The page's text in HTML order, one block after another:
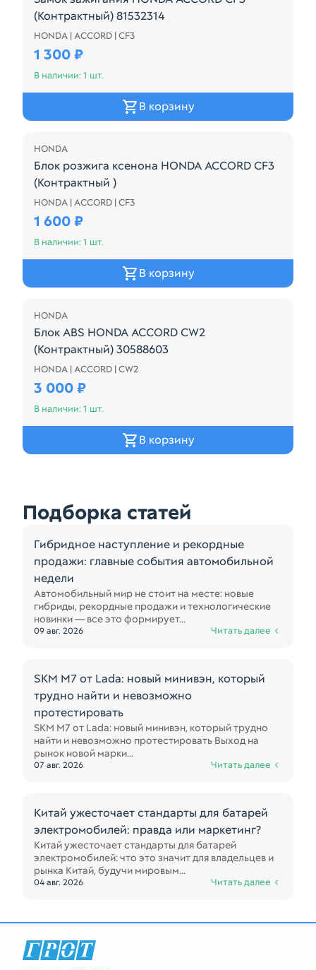
(Контрактный) 81532314
Замок зажигания HONDA ACCORD CF3
HONDA | ACCORD | CF3
1 300 ₽
В наличии: 1 шт.
В корзину
HONDA
Блок розжига ксенона HONDA ACCORD CF3
(Контрактный )
Подходит Для моделей Honda Accord, CF3, CF4,
HONDA | ACCORD | CF3
1 600 ₽
В наличии: 1 шт.
В корзину
HONDA
Блок ABS HONDA ACCORD CW2
(Контрактный) 30588603
Блок ABS HONDA ACCORD CW2 (Контрактный)
HONDA | ACCORD | CW2
3 000 ₽
В наличии: 1 шт.
В корзину
Подборка статей
Гибридное наступление и рекордные
продажи: главные события автомобильной
недели
Автомобильный мир не стоит на месте: новые
гибриды, рекордные продажи и технологические
новинки — все это формирует...
09 авг. 2026 Читать далее
SKM M7 от Lada: новый минивэн, который
трудно найти и невозможно
протестировать
SKM M7 от Lada: новый минивэн, который трудно
найти и невозможно протестировать Выход на
рынок новой марки...
07 авг. 2026 Читать далее
Китай ужесточает стандарты для батарей
электромобилей: правда или маркетинг?
Китай ужесточает стандарты для батарей
электромобилей: что это значит для владельцев и
рынка Китай, будучи мировым...
04 авг. 2026 Читать далее